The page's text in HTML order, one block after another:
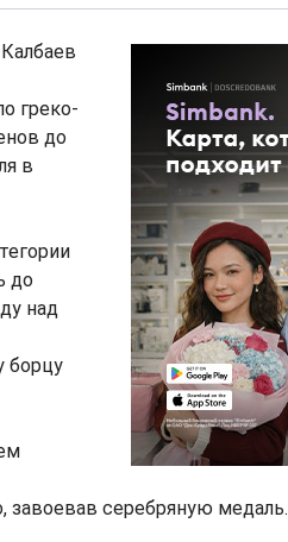
греко-
до
в
до
над
борцу
завоевав серебряную медаль.